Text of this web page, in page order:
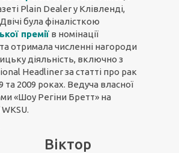
Plain Dealer у Клівленді,
була фіналісткою
премії в номінації
отримала численні нагороди
діяльність, включно з
Headliner за статті про рак
та 2009 роках. Ведуча власної
«Шоу Регіни Бретт» на
Віктор